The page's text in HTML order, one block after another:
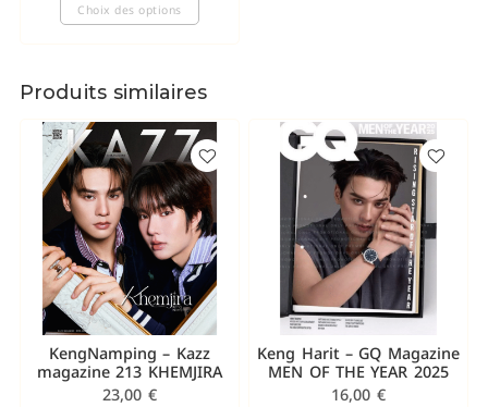
Choix des options
Produits similaires
KengNamping – Kazz
magazine 213 KHEMJIRA
23,00 €
Keng Harit – GQ Magazine
MEN OF THE YEAR 2025
16,00 €